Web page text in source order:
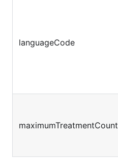
languageCode
maximumTreatmentCount